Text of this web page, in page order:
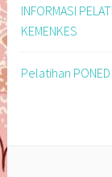
INFORMASI
KEMENKES
Pelatihan